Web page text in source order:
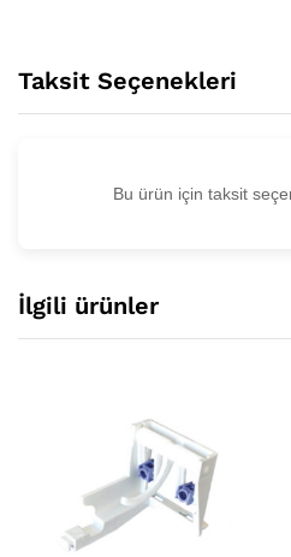
Taksit Seçenekleri
Bu ürün için taksit
İlgili ürünler